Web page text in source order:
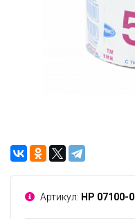
Артикул: НР 07100-0